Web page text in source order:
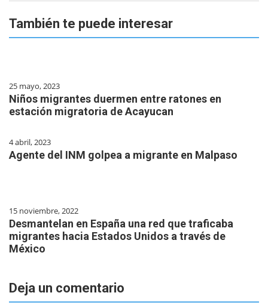
También te puede interesar
25 mayo, 2023
Niños migrantes duermen entre ratones en
estación migratoria de Acayucan
4 abril, 2023
Agente del INM golpea a migrante en Malpaso
15 noviembre, 2022
Desmantelan en España una red que traficaba
migrantes hacia Estados Unidos a través de
México
Deja un comentario